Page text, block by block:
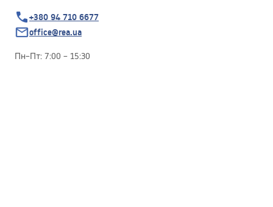
+380 94 710 6677
office@rea.ua
Пн–Пт: 7:00 – 15:30